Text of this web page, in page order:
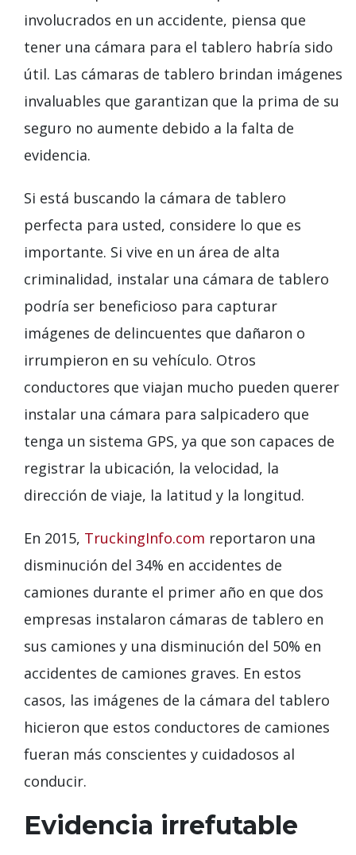
involucrados en un accidente, piensa que
tener una cámara para el tablero habría sido
útil. Las cámaras de tablero brindan imágenes
invaluables que garantizan que la prima de su
seguro no aumente debido a la falta de
evidencia.
Si está buscando la cámara de tablero
perfecta para usted, considere lo que es
importante. Si vive en un área de alta
criminalidad, instalar una cámara de tablero
podría ser beneficioso para capturar
imágenes de delincuentes que dañaron o
irrumpieron en su vehículo. Otros
conductores que viajan mucho pueden querer
instalar una cámara para salpicadero que
tenga un sistema GPS, ya que son capaces de
registrar la ubicación, la velocidad, la
dirección de viaje, la latitud y la longitud.
En 2015, TruckingInfo.com reportaron una
disminución del 34% en accidentes de
camiones durante el primer año en que dos
empresas instalaron cámaras de tablero en
sus camiones y una disminución del 50% en
accidentes de camiones graves. En estos
casos, las imágenes de la cámara del tablero
hicieron que estos conductores de camiones
fueran más conscientes y cuidadosos al
conducir.
Evidencia irrefutable